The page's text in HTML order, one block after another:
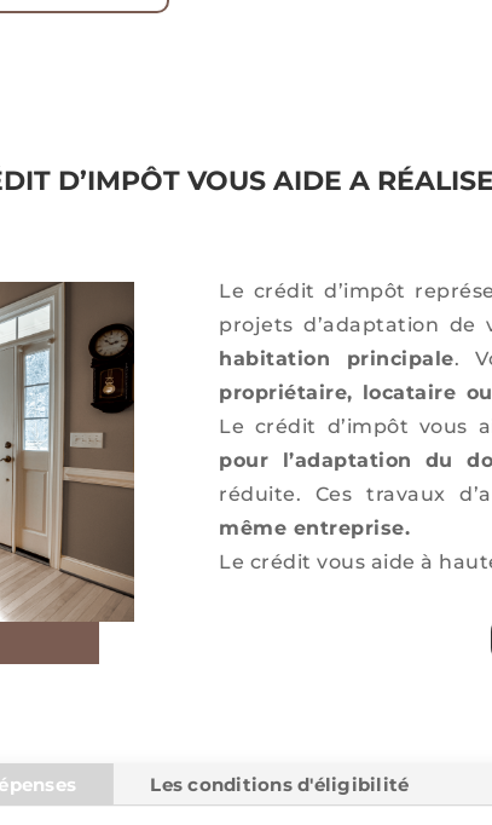
D’IMPÔT VOUS AIDE A
Le crédit d’impôt
projets d’adaptation
habitation principale.
propriétaire, locataire
Le crédit d’impôt vous
pour l’adaptation du
réduite. Ces travaux
même entreprise.
Le crédit vous aide à
Les conditions d'éligibilité